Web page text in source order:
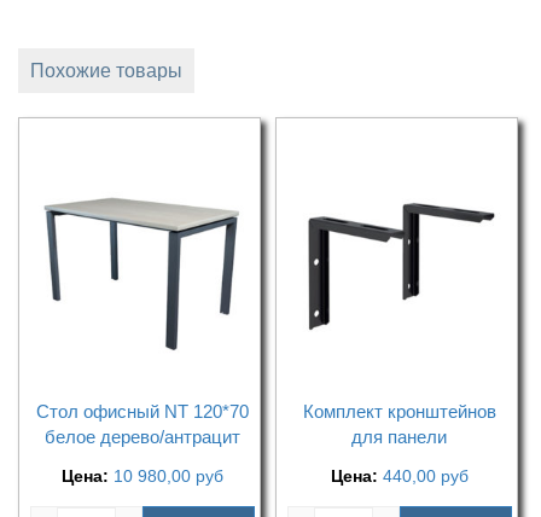
Похожие товары
Стол офисный NT 120*70
белое дерево/антрацит
Цена: 10 980,00 руб
Комплект кронштейнов
для панели
Цена: 440,00 руб